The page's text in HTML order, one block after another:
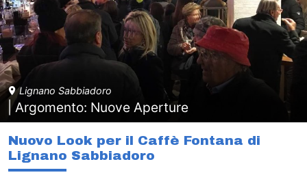
Lignano Sabbiadoro
| Argomento: Nuove Aperture
Nuovo Look per il Caffè Fontana di
Lignano Sabbiadoro